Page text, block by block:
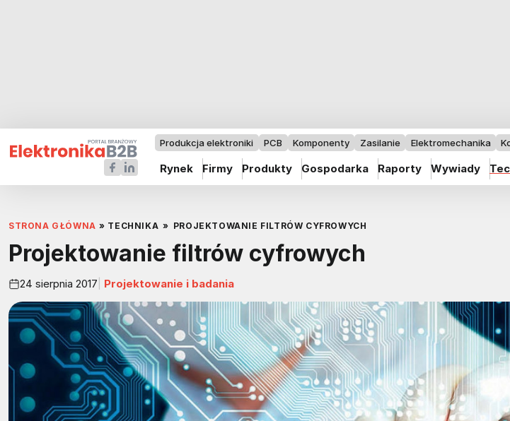
Produkcja elektroniki PCB Komponenty Zasilanie Elektromechanika
Rynek Firmy Produkty Gospodarka Raporty Wywiady
STRONA GŁÓWNA » TECHNIKA » PROJEKTOWANIE FILTRÓW CYFROWYCH
Projektowanie filtrów cyfrowych
24 sierpnia 2017 Projektowanie i badania